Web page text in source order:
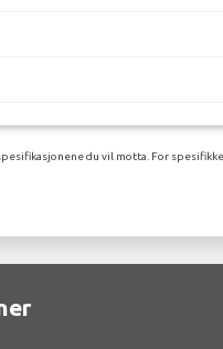
du vil motta. For